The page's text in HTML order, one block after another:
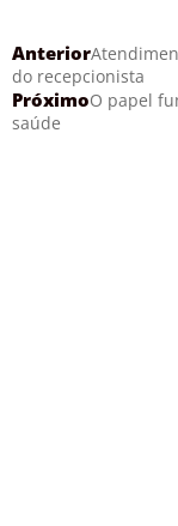
Anterior
do recepcionista
PróximoO papel
saúde